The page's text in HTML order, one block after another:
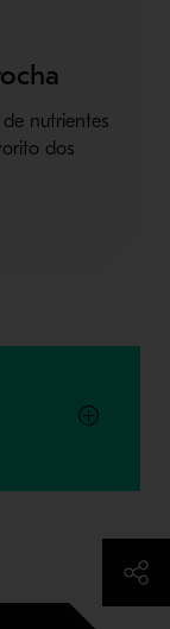
nutrientes
dos